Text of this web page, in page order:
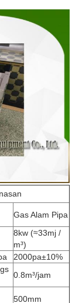
Gas Alam Pipa
8kw (≈33mj /
m³)
2000pa±10%
0.8m³/jam
500mm